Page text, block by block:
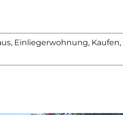
, Einliegerwohnung, Kaufen,